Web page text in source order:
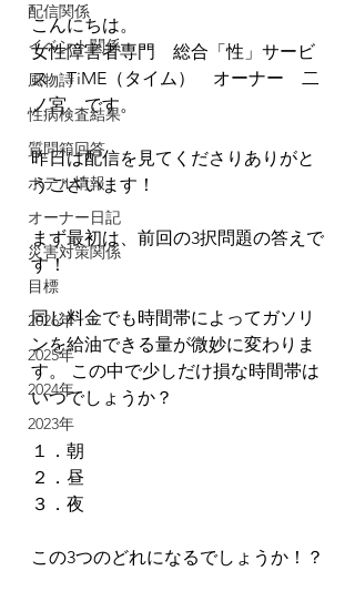
配信関係
イベント関係
風物詩
性病検査結果
質問箱回答
ホテル情報
オーナー日記
災害対策関係
目標
2026年
2025年
2024年
2023年
こんにちは。
女性障害者専門　総合「性」サービ
ス　TiME（タイム）　オーナー　二
ノ宮　です。
昨日は配信を見てくださりありがと
うございます！
まず最初は、前回の3択問題の答えで
す！
同じ料金でも時間帯によってガソリ
ンを給油できる量が微妙に変わりま
す。 この中で少しだけ損な時間帯は
いつでしょうか？
１．朝
２．昼
３．夜
この3つのどれになるでしょうか！？